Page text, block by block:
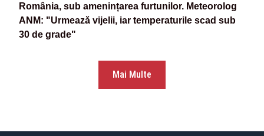
România, sub amenințarea furtunilor. Meteorolog
ANM: "Urmează vijelii, iar temperaturile scad sub
30 de grade"
Mai Multe